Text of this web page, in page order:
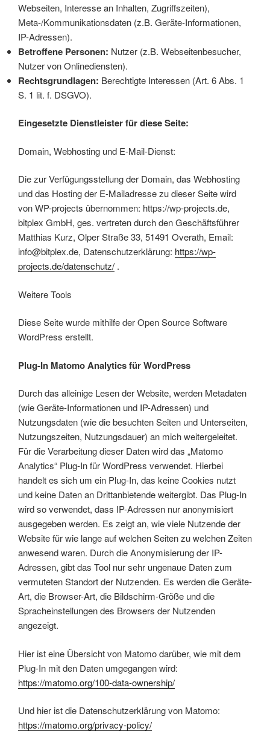
Webseiten, Interesse an Inhalten, Zugriffszeiten),
Meta-/Kommunikationsdaten (z.B. Geräte-Informationen,
IP-Adressen).
Betroffene Personen: Nutzer (z.B. Webseitenbesucher,
Nutzer von Onlinediensten).
Rechtsgrundlagen: Berechtigte Interessen (Art. 6 Abs. 1
S. 1 lit. f. DSGVO).
Eingesetzte Dienstleister für diese Seite:
Domain, Webhosting und E-Mail-Dienst:
Die zur Verfügungsstellung der Domain, das Webhosting
und das Hosting der E-Mailadresse zu dieser Seite wird
von WP-projects übernommen: https://wp-projects.de,
bitplex GmbH, ges. vertreten durch den Geschäftsführer
Matthias Kurz, Olper Straße 33, 51491 Overath, Email:
info@bitplex.de, Datenschutzerklärung: https://wp-
projects.de/datenschutz/ .
Weitere Tools
Diese Seite wurde mithilfe der Open Source Software
WordPress erstellt.
Plug-In Matomo Analytics für WordPress
Durch das alleinige Lesen der Website, werden Metadaten
(wie Geräte-Informationen und IP-Adressen) und
Nutzungsdaten (wie die besuchten Seiten und Unterseiten,
Nutzungszeiten, Nutzungsdauer) an mich weitergeleitet.
Für die Verarbeitung dieser Daten wird das „Matomo
Analytics“ Plug-In für WordPress verwendet. Hierbei
handelt es sich um ein Plug-In, das keine Cookies nutzt
und keine Daten an Drittanbietende weitergibt. Das Plug-In
wird so verwendet, dass IP-Adressen nur anonymisiert
ausgegeben werden. Es zeigt an, wie viele Nutzende der
Website für wie lange auf welchen Seiten zu welchen Zeiten
anwesend waren. Durch die Anonymisierung der IP-
Adressen, gibt das Tool nur sehr ungenaue Daten zum
vermuteten Standort der Nutzenden. Es werden die Geräte-
Art, die Browser-Art, die Bildschirm-Größe und die
Spracheinstellungen des Browsers der Nutzenden
angezeigt.
Hier ist eine Übersicht von Matomo darüber, wie mit dem
Plug-In mit den Daten umgegangen wird:
https://matomo.org/100-data-ownership/
Und hier ist die Datenschutzerklärung von Matomo:
https://matomo.org/privacy-policy/